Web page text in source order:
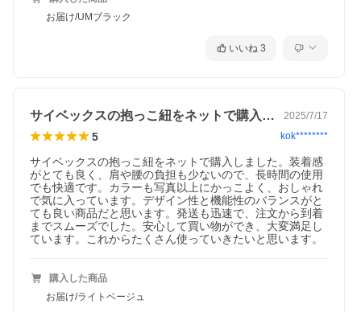
お届け/UMブラック
いいね 3
サイベックスの抱っこ紐をネットで購入し… 2025/7/17
5 kok********
サイベックスの抱っこ紐をネットで購入しました。装着感
がとても良く、肩や腰の負担も少ないので、長時間の使用
でも快適です。カラーも写真以上にかっこよく、おしゃれ
で気に入っています。デザイン性と機能性のバランスがと
ても良い商品だと思います。発送も迅速で、注文から到着
までスムーズでした。安心して買い物ができ、大変満足し
ています。これからたくさん使っていきたいと思います。
購入した商品
お届け/ライトベージュ